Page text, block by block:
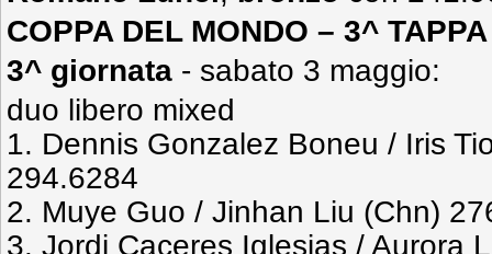
COPPA DEL MONDO – 3^
3^ giornata - sabato 3 maggio:
duo libero mixed
1. Dennis Gonzalez Boneu / Iris
294.6284
2. Muye Guo / Jinhan Liu (Chn)
3. Jordi Caceres Iglesias / Aurora